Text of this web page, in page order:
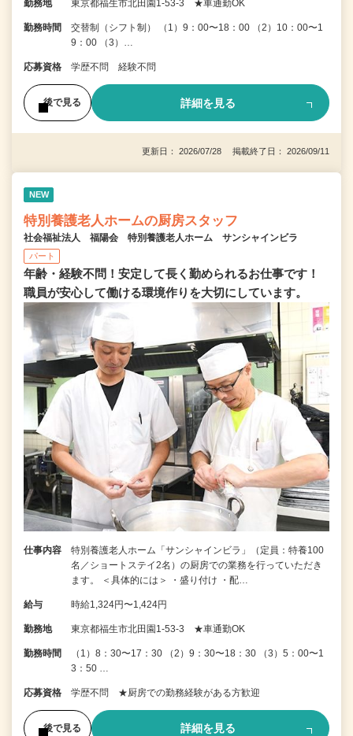
勤務地 東京都福生市北田園1-53-3 ★車通勤OK
勤務時間
交替制（シフト制） （1）9：00〜18：00 （2）10：00〜1
9：00 （3）…
応募資格 学歴不問 経験不問
後で見る 詳細を見る
更新日： 2026/07/28 掲載終了日： 2026/09/11
NEW
特別養護老人ホームの厨房スタッフ
社会福祉法人 福陽会 特別養護老人ホーム サンシャインビラ
パート
年齢・経験不問！安定して長く勤められるお仕事です！
職員が安心して働ける環境作りを大切にしています。
仕事内容
特別養護老人ホーム「サンシャインビラ」（定員：特養100
名／ショートステイ2名）の厨房での業務を行っていただき
ます。 ＜具体的には＞ ・盛り付け ・配…
給与 時給1,324円〜1,424円
勤務地 東京都福生市北田園1-53-3 ★車通勤OK
勤務時間
（1）8：30〜17：30 （2）9：30〜18：30 （3）5：00〜1
3：50 …
応募資格 学歴不問 ★厨房での勤務経験がある方歓迎
後で見る 詳細を見る